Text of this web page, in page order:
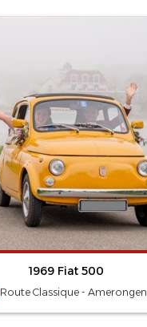
1969 Fiat 500
Route Classique - Amerongen